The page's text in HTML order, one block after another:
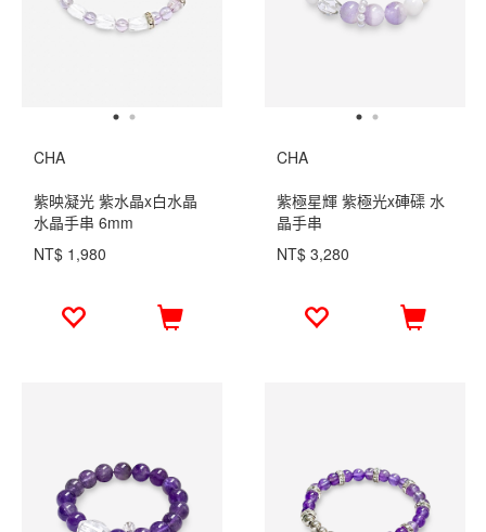
CHA
紫映凝光 紫水晶x白水晶
水晶手串 6mm
NT$ 1,980
CHA
紫極星輝 紫極光x硨磲 水
晶手串
NT$ 3,280